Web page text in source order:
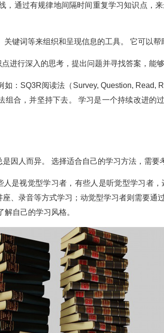
，通过有规律地间隔时间重复学习知识点，
关键词等来组织和呈现信息的工具。 它可以
进行深入的思考，提出问题并寻找答案，能
：SQ3R阅读法（Survey, Question, Read,
合，并坚持下去。 学习是一个持续改进的
因人而异。 选择适合自己的学习方法，需要
是视觉型学习者，有些人是听觉型学习者
、录音等方式学习；动觉型学习者则需要通
自己的学习风格。